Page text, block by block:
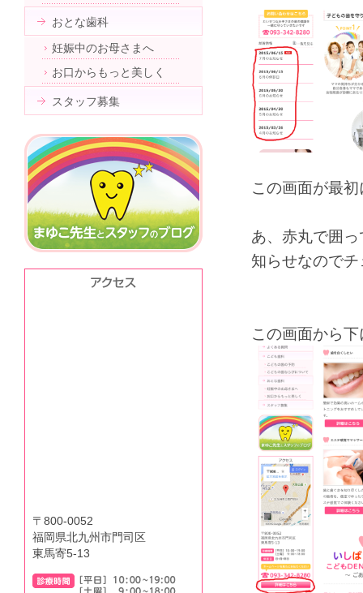
この画面が最
あ、赤丸で囲
知らせなので
この画面から
おとな歯科
妊娠中のお母さまへ
お口からもっと美しく
スタッフ募集
〒800-0052
福岡県北九州市門司区
東馬寄5-13